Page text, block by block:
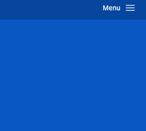
Menu